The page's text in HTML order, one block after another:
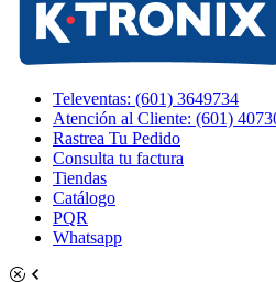
Televentas: (601) 3649734
Atención al Cliente: (601)
Rastrea Tu Pedido
Consulta tu factura
Tiendas
Catálogo
PQR
Whatsapp